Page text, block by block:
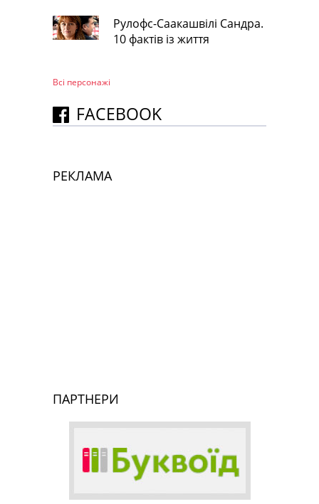
Рулофс-Саакашвілі Сандра.
10 фактів із життя
Всі персонажi
FACEBOOK
РЕКЛАМА
ПАРТНЕРИ